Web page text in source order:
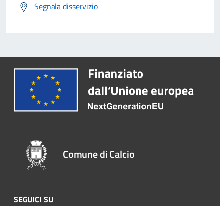
Segnala disservizio
Comune di Calcio
SEGUICI SU